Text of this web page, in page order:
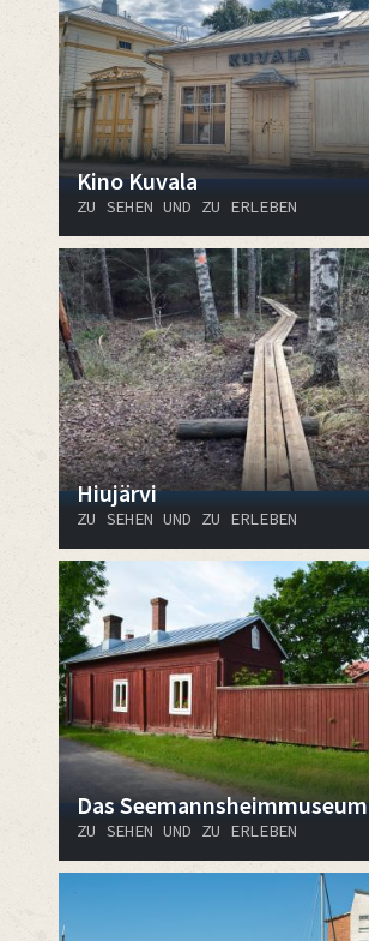
Kino Kuvala
ZU SEHEN UND ZU ERLEBEN
Hiujärvi
ZU SEHEN UND ZU ERLEBEN
Das Seemannsheimmuseum
ZU SEHEN UND ZU ERLEBEN